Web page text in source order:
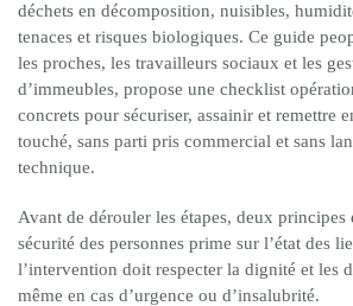
déchets en décomposition, nuisibles,
tenaces et risques biologiques. Ce guide
les proches, les travailleurs sociaux et les
d’immeubles, propose une checklist
concrets pour sécuriser, assainir et remettre
touché, sans parti pris commercial et sans
technique.
Avant de dérouler les étapes, deux principes
sécurité des personnes prime sur l’état des
l’intervention doit respecter la dignité et les
même en cas d’urgence ou d’insalubrité.